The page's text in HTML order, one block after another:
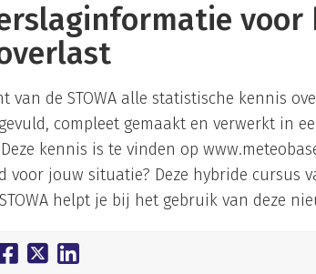
voor
van de STOWA alle statistische kennis
compleet gemaakt en verwerkt in
kennis is te vinden op
voor jouw situatie? Deze hybride cursus
helpt je bij het gebruik van deze